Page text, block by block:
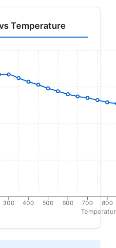
Temperature
300 400 500 600 700 800